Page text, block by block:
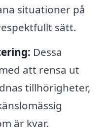
situationer på
sätt.
Dessa
att rensa ut
tillhörigheter,
är kvar.